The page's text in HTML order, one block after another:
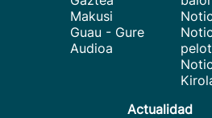
Makusi
Guau - Gure
Audioa
Actualidad